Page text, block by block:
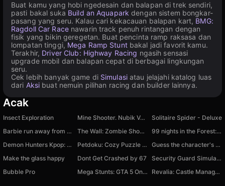
Buat kamu yang hobi ngedesain dan balapan di trek sendiri,
pasti bakal suka Build an Aquapark dengan sistem bongkar-
pasang yang seru. Kalau cari kekacauan balapan kart, BMG:
Ragdoll Car Racenawarin track penuh rintangan dengan
fisik yang bikin geregetan. Buat pencinta ramp raksasa dan
lompatan tinggi, Mega Ramp Stuntbakal jadi favorit kamu.
Terakhir, Driver Club: Highway Racing ngasih sensasi
upgrade mobil dan balapan cepat di berbagai lingkungan
seru.
Cek lebih banyak game di Simulasiatau jelajahi katalog luas
dari Aksi buat nemuin pilihan racing dan builder lainnya.
Acak
Insect Exploration Mine Shooter. Nubik Vs Everyone!
Solitaire Spider - Deluxe
Barbie run away from Ken
The Wall: Zombie Shooter
99 nights in the Forest: Camp Survival
Demon Hunters Kpop: Fusion Final Battle
Petdoku: Cozy Puzzle Games
Guess the character's sound
Make the glass happy
Dont Get Crashed by 67
Security Guard Simulator
Bubble Pro
Mega Stunts: GTA 5 Online Revalia: Castle Manager RPG